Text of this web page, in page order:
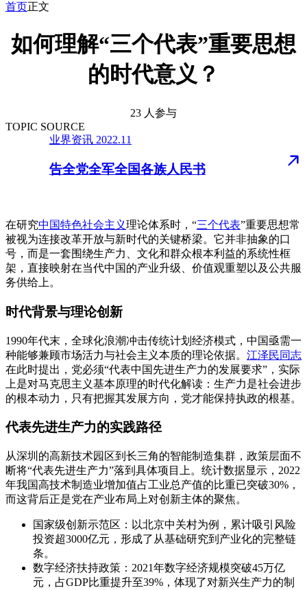
首页正文
如何理解“三个代表”重要思想
的时代意义？
23 人参与
TOPIC SOURCE
业界资讯 2022.11
告全党全军全国各族人民书
在研究中国特色社会主义理论体系时，“三个代表”重要思想常
被视为连接改革开放与新时代的关键桥梁。它并非抽象的口
号，而是一套围绕生产力、文化和群众根本利益的系统性框
架，直接映射在当代中国的产业升级、价值观重塑以及公共服
务供给上。
时代背景与理论创新
1990年代末，全球化浪潮冲击传统计划经济模式，中国亟需一
种能够兼顾市场活力与社会主义本质的理论依据。 江泽民同志
在此时提出，党必须“代表中国先进生产力的发展要求”，实际
上是对马克思主义基本原理的时代化解读：生产力是社会进步
的根本动力，只有把握其发展方向，党才能保持执政的根基。
代表先进生产力的实践路径
从深圳的高新技术园区到长三角的智能制造集群，政策层面不
断将“代表先进生产力”落到具体项目上。统计数据显示，2022
年我国高技术制造业增加值占工业总产值的比重已突破30%，
而这背后正是党在产业布局上对创新主体的聚焦。
国家级创新示范区：以北京中关村为例，累计吸引风险
投资超3000亿元，形成了从基础研究到产业化的完整链
条。
数字经济扶持政策：2021年数字经济规模突破45万亿
元，占GDP比重提升至39%，体现了对新兴生产力的制